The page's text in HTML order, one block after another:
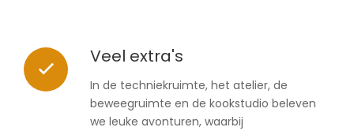
Veel extra's
In de techniekruimte, het atelier, de
beweegruimte en de kookstudio beleven
we leuke avonturen, waarbij